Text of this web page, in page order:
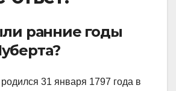
ранние годы
31 января 1797 года в